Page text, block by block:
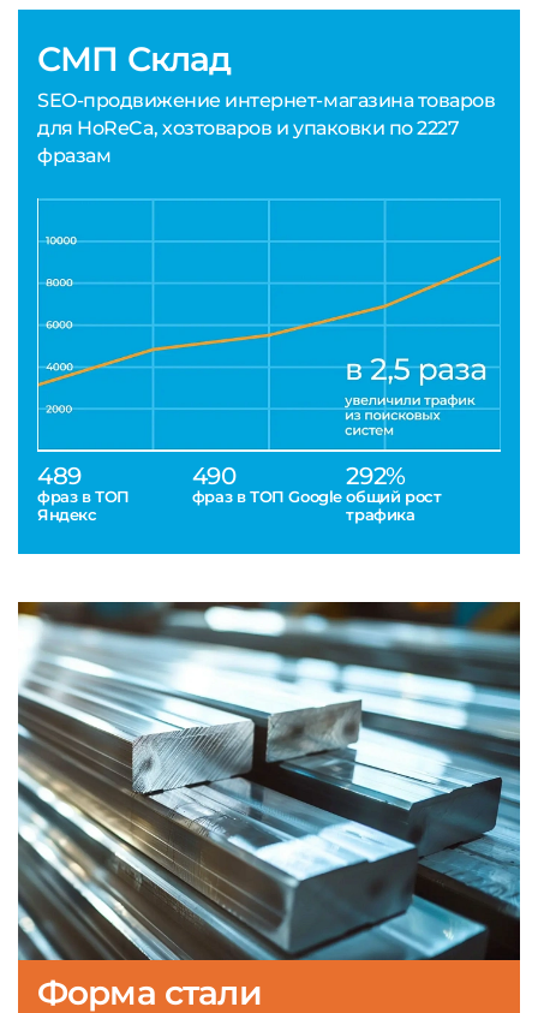
СМП Склад
SEO-продвижение интернет-магазина товаров
для HoReCa, хозтоваров и упаковки по 2227
фразам
489
фраз в ТОП
Яндекс
490
фраз в ТОП Google
292%
общий рост
трафика
Форма стали